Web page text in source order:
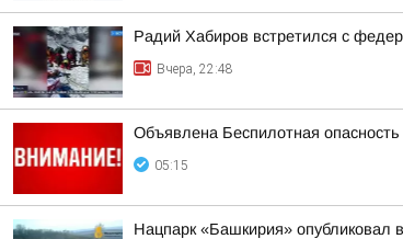
Радий Хабиров встретился с
Вчера, 22:48
Объявлена Беспилотная
05:15
Нацпарк «Башкирия» опубликовал